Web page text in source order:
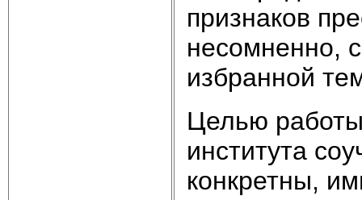
признаков
несомненно,
избранной
Целью работы
института
конкретны,